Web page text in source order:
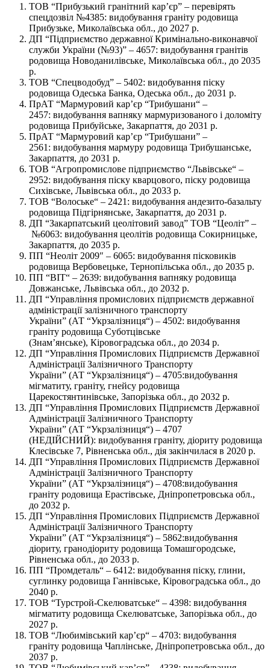
ТОВ “Прибузький гранітний кар’єр” – перевірять
спецдозвіл №4385: видобування граніту родовища
Прибузьке, Миколаївська обл., до 2027 р.
ДП “Підприємство державної Кримінально-виконавчої
служби України (№93)” – 4657: видобування гранітів
родовища Новоданилівське, Миколаївська обл., до 2035
р.
ТОВ “Спецводобуд” – 5402: видобування піску
родовища Одеська Банка, Одеська обл., до 2031 р.
ПрАТ “Мармуровий кар’єр “Трибушани“ –
2457: видобування вапняку мармуризованого і доломіту
родовища Прибуйське, Закарпаття, до 2031 р.
ПрАТ “Мармуровий кар’єр “Трибушани” –
2561: видобування мармуру родовища Трибушанське,
Закарпаття, до 2031 р.
ТОВ “Агропромислове підприємство “Львівське“ –
2952: видобування піску кварцового, піску родовища
Сихівське, Львівська обл., до 2033 р.
ТОВ “Волоське“ – 2421: видобування андезито-базальту
родовища Підгірнянське, Закарпаття, до 2031 р.
ДП “Закарпатський цеолітовий завод” ТОВ “Цеоліт” –
№6063: видобування цеолітів родовища Сокирницьке,
Закарпаття, до 2035 р.
ПП “Неоліт 2009″ – 6065: видобування пісковиків
родовища Вербовецьке, Тернопільська обл., до 2035 р.
ПП “ВІТ“ – 2639: видобування вапняку родовища
Довжанське, Львівська обл., до 2032 р.
ДП “Управління промислових підприємств державної
адміністрації залізничного транспорту
України” (АТ “Укрзалізниця“) – 4502: видобування
граніту родовища Суботцівське
(Знам’янське), Кіровоградська обл., до 2034 р.
ДП “Управління Промислових Підприємств Державної
Адміністрації Залізничного Транспорту
України” (АТ “Укрзалізниця“) – 4705:видобування
мігматиту, граніту, гнейсу родовища
Царекостянтинівське, Запорізька обл., до 2032 р.
ДП “Управління Промислових Підприємств Державної
Адміністрації Залізничного Транспорту
України” (АТ “Укрзалізниця“) – 4707
(НЕДІЙСНИЙ): видобування граніту, діориту родовища
Клесівське 7, Рівненська обл., дія закінчилася в 2020 р.
ДП “Управління Промислових Підприємств Державної
Адміністрації Залізничного Транспорту
України” (АТ “Укрзалізниця“) – 4708:видобування
граніту родовища Ерастівське, Дніпропетровська обл.,
до 2032 р.
ДП “Управління Промислових Підприємств Державної
Адміністрації Залізничного Транспорту
України” (АТ “Укрзалізниця“) – 5862:видобування
діориту, гранодіориту родовища Томашгородське,
Рівненська обл., до 2033 р.
ПП “Промдеталь“ – 6412: видобування піску, глини,
суглинку родовища Ганнівське, Кіровоградська обл., до
2040 р.
ТОВ “Турстрой-Скелюватське“ – 4398: видобування
мігматиту родовища Скелюватське, Запорізька обл., до
2027 р.
ТОВ “Любимівський кар’єр“ – 4703: видобування
граніту родовища Чаплінське, Дніпропетровська обл., до
2037 р.